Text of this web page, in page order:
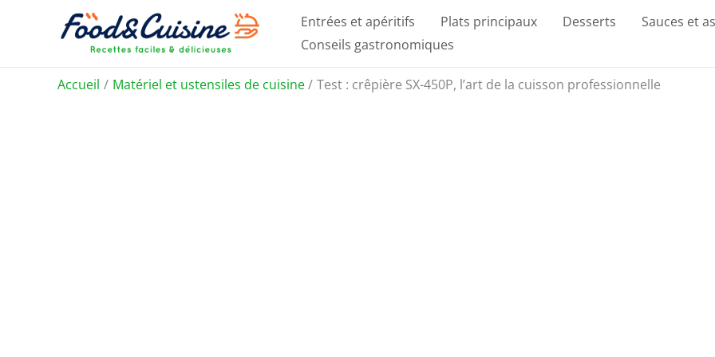
Entrées et apéritifs Plats principaux Desserts Sauces et
Conseils gastronomiques
Accueil Matériel et ustensiles de cuisine Test : crêpière SX-450P, l’art de la cuisson professionnelle